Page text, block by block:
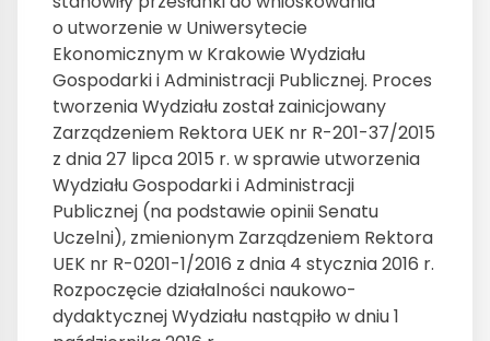
o utworzenie w Uniwersytecie
Ekonomicznym w Krakowie Wydziału
Gospodarki i Administracji Publicznej. Proces
tworzenia Wydziału został zainicjowany
Zarządzeniem Rektora UEK nr R-201-37/2015
z dnia 27 lipca 2015 r. w sprawie utworzenia
Wydziału Gospodarki i Administracji
Publicznej (na podstawie opinii Senatu
Uczelni), zmienionym Zarządzeniem Rektora
UEK nr R-0201-1/2016 z dnia 4 stycznia 2016 r.
Rozpoczęcie działalności naukowo-
dydaktycznej Wydziału nastąpiło w dniu 1